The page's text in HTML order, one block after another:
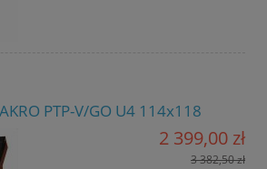
PTP-V/GO U4 114x118
2 399,00 zł
3 382,50 zł